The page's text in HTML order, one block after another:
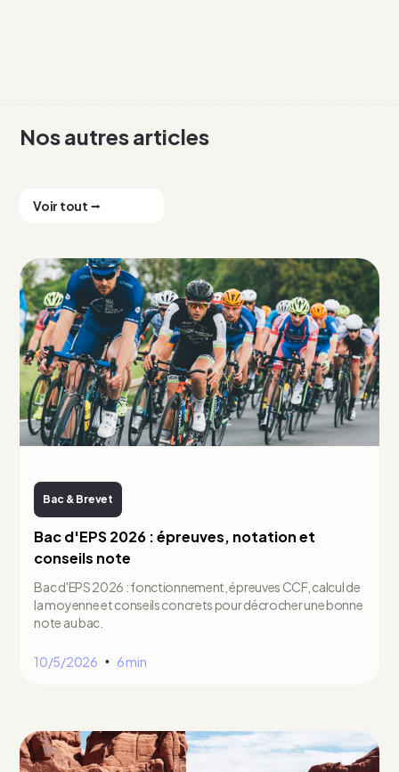
Nos autres articles
Voir tout ⭢
Bac & Brevet
Bac d'EPS 2026 : épreuves, notation et
conseils note
Bac d'EPS 2026 : fonctionnement, épreuves CCF, calcul de
la moyenne et conseils concrets pour décrocher une bonne
note au bac.
10/5/2026 • 6 min